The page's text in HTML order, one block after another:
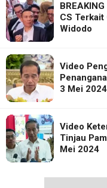
CS Terkait
Widodo
Video
3 Mei 2024
Video
Tinjau
Mei 2024